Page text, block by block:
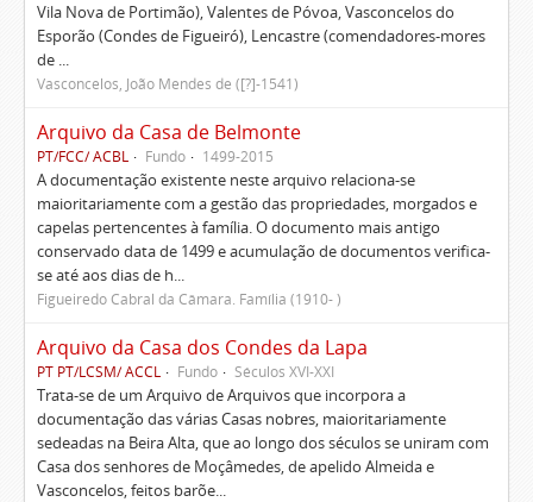
Vila Nova de Portimão), Valentes de Póvoa, Vasconcelos do
Esporão (Condes de Figueiró), Lencastre (comendadores-mores
de ...
Vasconcelos, João Mendes de ([?]-1541)
Arquivo da Casa de Belmonte
PT/FCC/ ACBL Fundo 1499-2015
A documentação existente neste arquivo relaciona-se
maioritariamente com a gestão das propriedades, morgados e
capelas pertencentes à família. O documento mais antigo
conservado data de 1499 e acumulação de documentos verifica-
se até aos dias de h...
Figueiredo Cabral da Câmara. Família (1910- )
Arquivo da Casa dos Condes da Lapa
PT PT/LCSM/ ACCL Fundo Séculos XVI-XXI
Trata-se de um Arquivo de Arquivos que incorpora a
documentação das várias Casas nobres, maioritariamente
sedeadas na Beira Alta, que ao longo dos séculos se uniram com
Casa dos senhores de Moçâmedes, de apelido Almeida e
Vasconcelos, feitos barõe...